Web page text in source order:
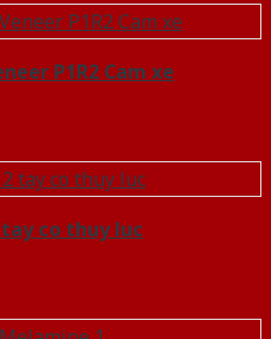
P1R2 Cam xe
tay co thuy luc